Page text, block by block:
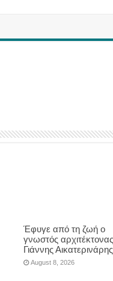
Έφυγε από τη ζωή ο
γνωστός
Γιάννης Αικατερινάρης
August 8, 2026